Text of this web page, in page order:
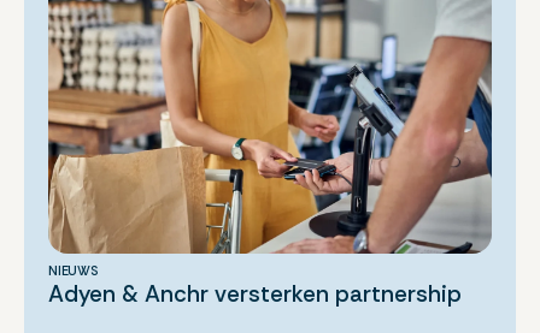
NIEUWS
Adyen & Anchr versterken partnership